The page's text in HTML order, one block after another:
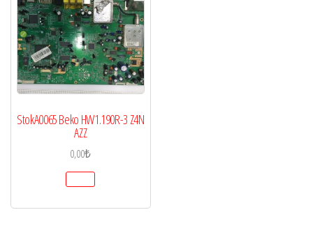
StokA0065 Beko HW1.190R-3 Z4N
AZZ
0,00₺